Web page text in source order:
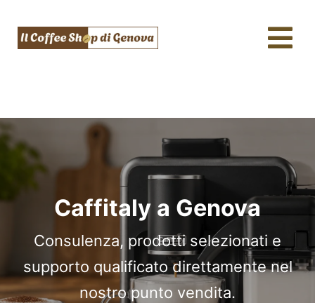
contenuto
Macchine da caffè
Te e tisane
Filtri acqua e gasatori
Assistenza tecnica
Fidelity Card
Caffitaly a Genova
Consulenza, prodotti selezionati e
supporto qualificato direttamente nel
nostro punto vendita.